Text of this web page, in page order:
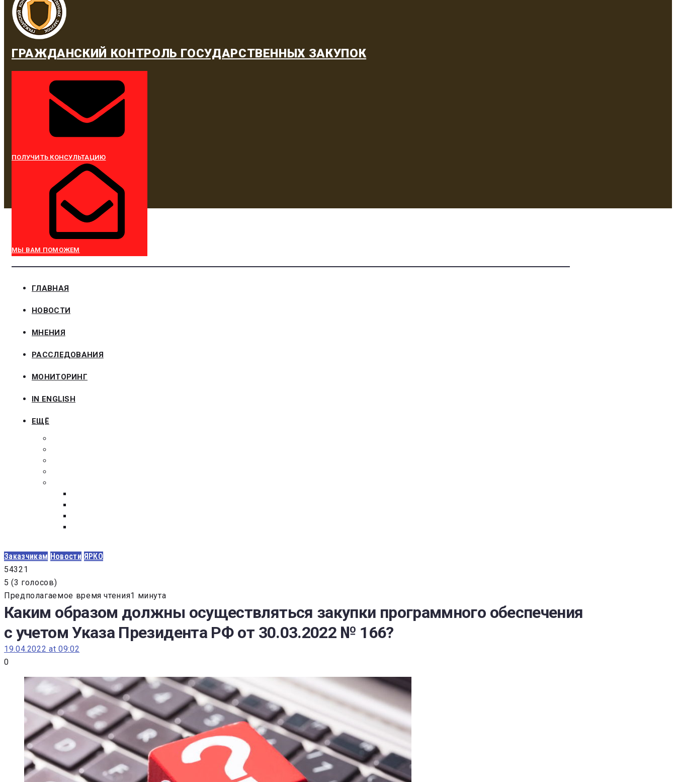
ГРАЖДАНСКИЙ КОНТРОЛЬ ГОСУДАРСТВЕННЫХ ЗАКУПОК
ПОЛУЧИТЬ КОНСУЛЬТАЦИЮ
МЫ ВАМ ПОМОЖЕМ
ГЛАВНАЯ
НОВОСТИ
МНЕНИЯ
РАССЛЕДОВАНИЯ
МОНИТОРИНГ
IN ENGLISH
ЕЩЁ
Заказчикам Новости ЯРКО
54321
5 (3 голосов)
Предполагаемое время чтения1 минута
Каким образом должны осуществляться закупки программного обеспечения
с учетом Указа Президента РФ от 30.03.2022 № 166?
19.04.2022 at 09:02
0